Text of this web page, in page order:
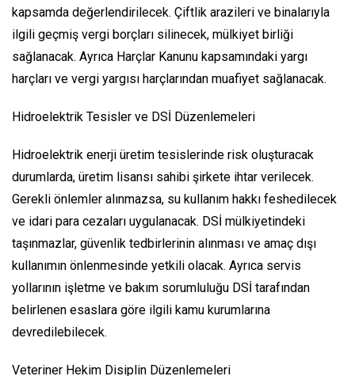
kapsamda değerlendirilecek. Çiftlik arazileri ve binalarıyla
ilgili geçmiş vergi borçları silinecek, mülkiyet birliği
sağlanacak. Ayrıca Harçlar Kanunu kapsamındaki yargı
harçları ve vergi yargısı harçlarından muafiyet sağlanacak.
Hidroelektrik Tesisler ve DSİ Düzenlemeleri
Hidroelektrik enerji üretim tesislerinde risk oluşturacak
durumlarda, üretim lisansı sahibi şirkete ihtar verilecek.
Gerekli önlemler alınmazsa, su kullanım hakkı feshedilecek
ve idari para cezaları uygulanacak. DSİ mülkiyetindeki
taşınmazlar, güvenlik tedbirlerinin alınması ve amaç dışı
kullanımın önlenmesinde yetkili olacak. Ayrıca servis
yollarının işletme ve bakım sorumluluğu DSİ tarafından
belirlenen esaslara göre ilgili kamu kurumlarına
devredilebilecek.
Veteriner Hekim Disiplin Düzenlemeleri